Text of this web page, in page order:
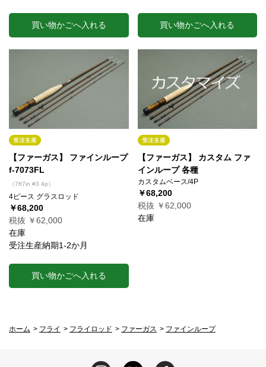
買い物かごへ入れる 買い物かごへ入れる
【ファーガス】 ファインループ
f-7073FL
（7ft7in #3 4p）
4ピース グラスロッド
￥68,200
税抜 ￥62,000
在庫
受注生産納期1-2か月
買い物かごへ入れる
【ファーガス】 カスタム ファ
インループ 各種
カスタムベース/4P
￥68,200
税抜 ￥62,000
在庫
ホーム > フライ > フライロッド > ファーガス > ファインループ